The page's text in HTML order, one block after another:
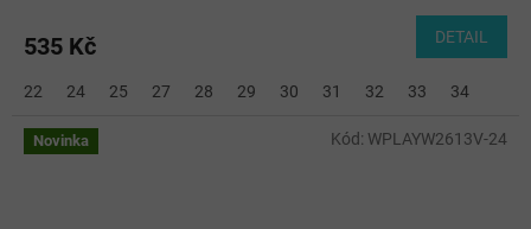
535 Kč DETAIL
22 24 25 27 28 29 30 31 32 33 34
Novinka Kód: WPLAYW2613V-24